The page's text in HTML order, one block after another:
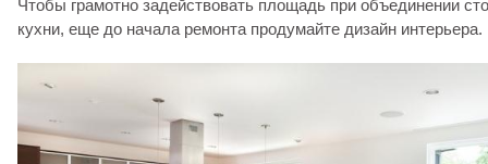
Чтобы грамотно задействовать площадь при объединении
кухни, еще до начала ремонта продумайте дизайн интерьера.